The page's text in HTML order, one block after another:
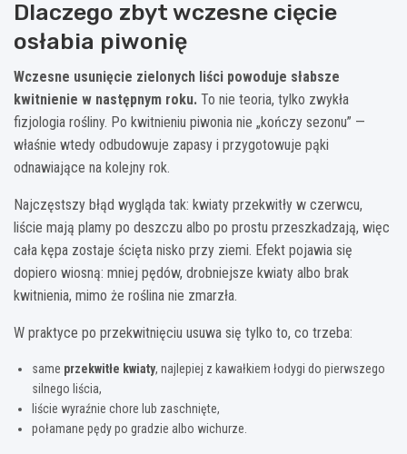
Dlaczego zbyt wczesne cięcie
osłabia piwonię
Wczesne usunięcie zielonych liści powoduje słabsze
kwitnienie w następnym roku. To nie teoria, tylko zwykła
fizjologia rośliny. Po kwitnieniu piwonia nie „kończy sezonu” —
właśnie wtedy odbudowuje zapasy i przygotowuje pąki
odnawiające na kolejny rok.
Najczęstszy błąd wygląda tak: kwiaty przekwitły w czerwcu,
liście mają plamy po deszczu albo po prostu przeszkadzają, więc
cała kępa zostaje ścięta nisko przy ziemi. Efekt pojawia się
dopiero wiosną: mniej pędów, drobniejsze kwiaty albo brak
kwitnienia, mimo że roślina nie zmarzła.
W praktyce po przekwitnięciu usuwa się tylko to, co trzeba:
same przekwitłe kwiaty, najlepiej z kawałkiem łodygi do pierwszego
silnego liścia,
liście wyraźnie chore lub zaschnięte,
połamane pędy po gradzie albo wichurze.